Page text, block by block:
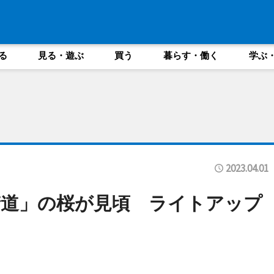
見る・遊ぶ 買う 暮らす・働く 学ぶ
2023.04.01
」の桜が見頃 ライトアップ